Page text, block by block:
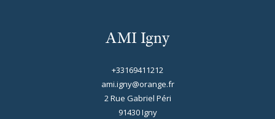
AMI Igny
+33169411212
ami.igny@orange.fr
2 Rue Gabriel Péri
91430 igny